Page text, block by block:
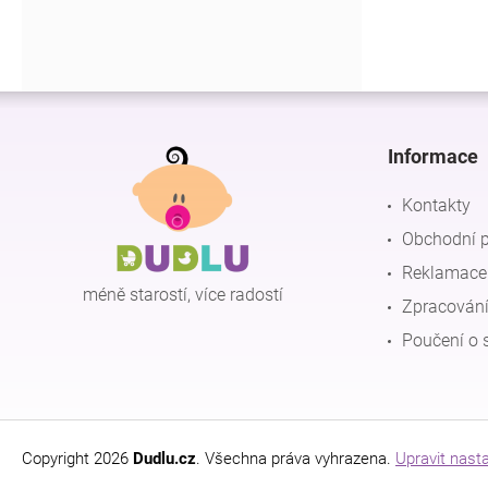
Z
méně starostí, více radostí
Informace
Kontakty
Obchodní
Poučení o
Copyright 2026 Dudlu.cz. Všechna práva vyhrazena. Upravit